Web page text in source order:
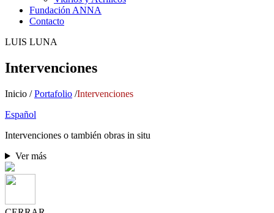
Fundación ANNA
Contacto
LUIS LUNA
Intervenciones
Inicio /Portafolio /Intervenciones
Español
Intervenciones o también obras in situ
Ver más